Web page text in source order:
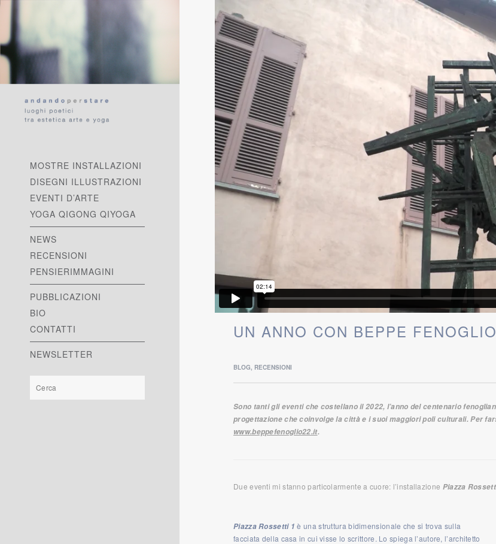
MOSTRE INSTALLAZIONI
DISEGNI ILLUSTRAZIONI
EVENTI D’ARTE
YOGA QIGONG QIYOGA
NEWS
RECENSIONI
PENSIERIMMAGINI
PUBBLICAZIONI
BIO
CONTATTI
NEWSLETTER
UN ANNO CON BEPPE FENOGLIO
BLOG, RECENSIONI
Sono tanti gli eventi che costellano il 2022, l’anno del centenario
progettazione che coinvolge la città e i suoi maggiori poli culturali. Per
www.beppefenoglio22.it.
Due eventi mi stanno particolarmente a cuore: l’installazione Piazza
Piazza Rossetti 1è una struttura bidimensionale che si trova sulla
facciata della casa in cui visse lo scrittore. Lo spiega l’autore, l’architetto